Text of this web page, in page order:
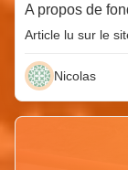
A propos de
Article lu sur le
Nicolas